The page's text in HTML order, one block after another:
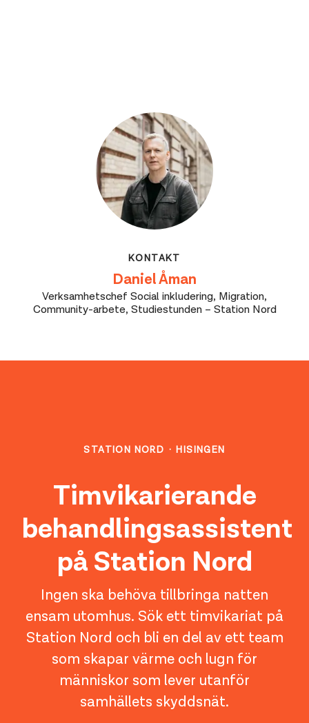
KONTAKT
Daniel Åman
Verksamhetschef Social inkludering, Migration,
Community-arbete, Studiestunden – Station Nord
STATION NORD · HISINGEN
Timvikarierande
behandlingsassistent
på Station Nord
Ingen ska behöva tillbringa natten
ensam utomhus. Sök ett timvikariat på
Station Nord och bli en del av ett team
som skapar värme och lugn för
människor som lever utanför
samhällets skyddsnät.